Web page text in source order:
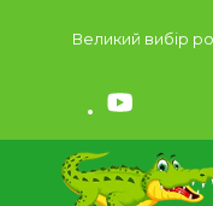
Великий вибір